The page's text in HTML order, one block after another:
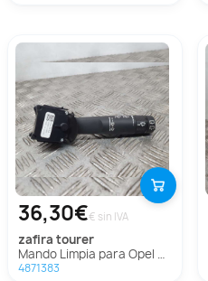
36,30€€ sin IVA
zafira tourer
Mando Limpia para Opel Zafira Tourer
4871383